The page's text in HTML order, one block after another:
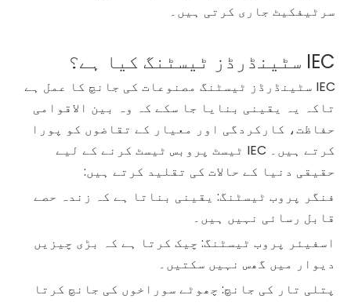
سرٹیفکیٹ جاری کرتی ہیں۔
IEC سٹینڈرڈز ٹیسٹنگ کیا ہے؟
IEC سٹینڈرڈز ٹیسٹنگ مصنوعات کی جانچ کا عمل ہے
تاکہ یہ یقینی بنایا جا سکے کہ وہ بین الاقوامی
حفاظت، کارکردگی اور معیار کے تقاضوں کو پورا
کرتے ہیں۔ IEC ٹیسٹ پروبس ٹیسٹ کرنے کے لیے
حقیقی دنیا کے حالات کی تقلید کرتے ہیں:
فنگر پروب ٹیسٹنگ: یقینی بناتا ہے کہ زندہ حصے
قابل رسائی نہیں ہیں۔
اسفیئر پروب ٹیسٹنگ: چیک کرتا ہے کہ بڑی چیزیں
دیوار میں گھس نہیں سکتیں۔
پتلی تار کی جانچ: چھوٹے سوراخوں کی جانچ کرتا